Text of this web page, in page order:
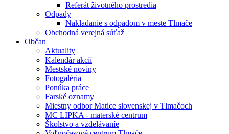
Referát životného prostredia
Odpady
Nakladanie s odpadom v meste Tlmače
Obchodná verejná súťaž
Občan
Aktuality
Kalendár akcií
Mestské noviny
Fotogaléria
Ponúka práce
Farské oznamy
Miestny odbor Matice slovenskej v Tlmačoch
MC LIPKA - materské centrum
Školstvo a vzdelávaníe